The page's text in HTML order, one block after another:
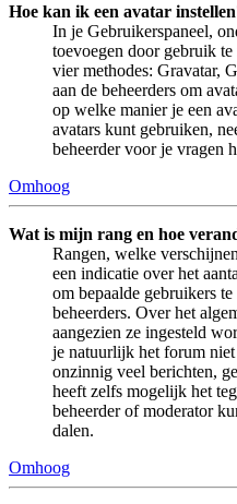
Hoe kan ik een avatar
In je Gebruikerspaneel,
toevoegen door gebruik
vier methodes: Gravatar,
aan de beheerders om
op welke manier je een
avatars kunt gebruiken,
beheerder voor je vragen
Omhoog
Wat is mijn rang en hoe
Rangen, welke
een indicatie over het
om bepaalde gebruikers
beheerders. Over het
aangezien ze ingesteld
je natuurlijk het forum
onzinnig veel berichten,
heeft zelfs mogelijk het
beheerder of moderator
dalen.
Omhoog